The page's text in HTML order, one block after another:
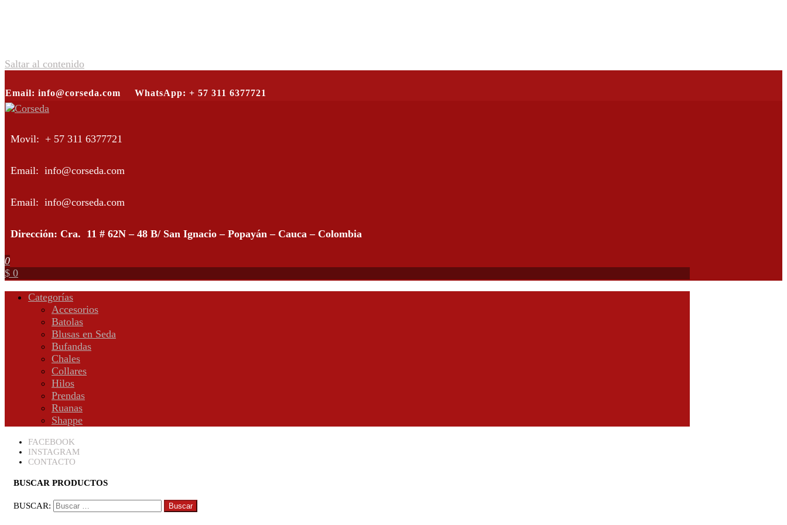
Saltar al contenido
Email: info@corseda.com WhatsApp: + 57 311 6377721
Movil: + 57 311 6377721
Email: info@corseda.com
Email: info@corseda.com
Dirección: Cra. 11 # 62N – 48 B/ San Ignacio – Popayán – Cauca – Colombia
0
$ 0
Categorías
Accesorios
Batolas
Blusas en Seda
Bufandas
Chales
Collares
Hilos
Prendas
Ruanas
Shappe
FACEBOOK
INSTAGRAM
CONTACTO
BUSCAR PRODUCTOS
BUSCAR: